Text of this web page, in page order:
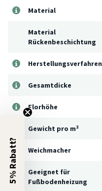
Material
Material
Rückenbeschichtung
Herstellungsverfahren
Gesamtdicke
Florhöhe
Gewicht pro m²
Weichmacher
Geeignet für
Fußbodenheizung
5% Rabatt?